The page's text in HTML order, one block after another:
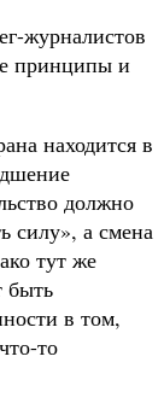
журналистов
принципы и
находится в
должно
силу», а смена
тут же
быть
в том,
то